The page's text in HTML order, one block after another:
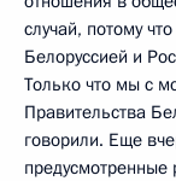
случай, потому
Белоруссией и
Только что мы с
Правительства
говорили. Еще